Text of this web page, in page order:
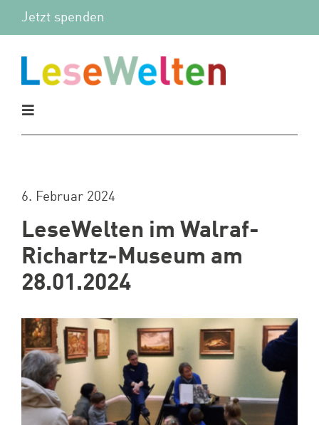
Zum
Jetzt spenden
Toggle
Vor Ort
Mitmachen
Wir
Spenden
Projekte
6. Februar 2024
LeseWelten im Walraf-
Richartz-Museum am
28.01.2024